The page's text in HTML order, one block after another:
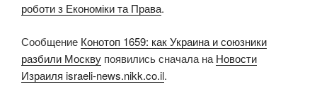
роботи з Економіки та Права.
Сообщение Конотоп 1659: как Украина и союзники
разбили Москву появились сначала на Новости
Израиля israeli-news.nikk.co.il.